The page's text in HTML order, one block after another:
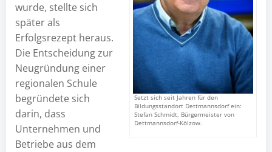
Setzt sich seit Jahren für den
Bildungsstandort Dettmannsdorf ein:
Stefan Schmidt, Bürgermeister von
Dettmannsdorf-Kölzow.
wurde, stellte sich
später als
Erfolgsrezept heraus.
Die Entscheidung zur
Neugründung einer
regionalen Schule
begründete sich
darin, dass
Unternehmen und
Betriebe aus dem